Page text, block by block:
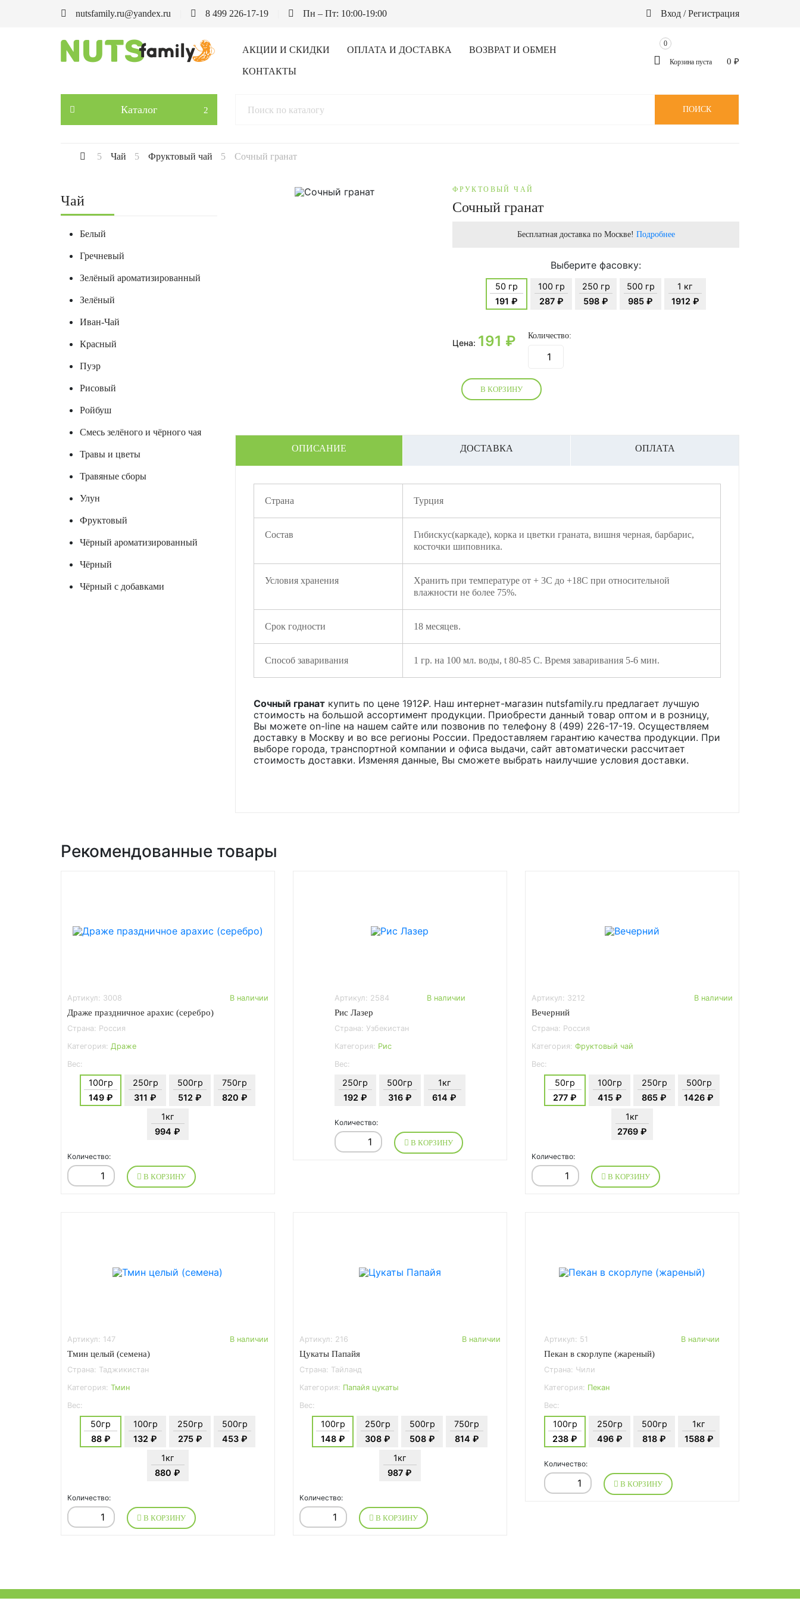
nutsfamily.ru@yandex.ru 8 499 226-17-19 Пн – Пт: 10:00-19:00 Вход / Регистрация
АКЦИИ И СКИДКИ ОПЛАТА И ДОСТАВКА ВОЗВРАТ И ОБМЕН
КОНТАКТЫ
Корзина пуста
0
0 ₽
Каталог ПОИСК
Чай Фруктовый чай Сочный гранат
Чай
Белый
Гречневый
Зелёный ароматизированный
Зелёный
Иван-Чай
Красный
Пуэр
Рисовый
Ройбуш
Смесь зелёного и чёрного чая
Травы и цветы
Травяные сборы
Улун
Фруктовый
Чёрный ароматизированный
Чёрный
Чёрный с добавками
ФРУКТОВЫЙ ЧАЙ
Сочный гранат
Бесплатная доставка по Москве! Подробнее
Выберите фасовку:
50 гр
191 ₽
100 гр
287 ₽
250 гр
598 ₽
500 гр
985 ₽
1 кг
1912 ₽
Цена: 191 ₽ Количество:
В КОРЗИНУ
ОПИСАНИЕ ДОСТАВКА ОПЛАТА
Страна Турция
Состав
Гибискус(каркаде), корка и цветки граната, вишня черная, барбарис,
косточки шиповника.
Условия хранения
Хранить при температуре от + 3С до +18С при относительной
влажности не более 75%.
Срок годности 18 месяцев.
Способ заваривания 1 гр. на 100 мл. воды, t 80-85 C. Время заваривания 5-6 мин.
Сочный гранаткупить по цене 1912₽. Наш интернет-магазин nutsfamily.ru предлагает лучшую
стоимость на большой ассортимент продукции. Приобрести данный товар оптом и в розницу,
Вы можете on-line на нашем сайте или позвонив по телефону 8 (499) 226-17-19. Осуществляем
доставку в Москву и во все регионы России. Предоставляем гарантию качества продукции. При
выборе города, транспортной компании и офиса выдачи, сайт автоматически рассчитает
стоимость доставки. Изменяя данные, Вы сможете выбрать наилучшие условия доставки.
Рекомендованные товары
Артикул: 3008 В наличии
Драже праздничное арахис (серебро)
Страна: Россия
Категория: Драже
Вес:
100гр
149 ₽
250гр
311 ₽
500гр
512 ₽
750гр
820 ₽
1кг
994 ₽
Количество:
В КОРЗИНУ
Артикул: 2584 В наличии
Рис Лазер
Страна: Узбекистан
Категория: Рис
Вес:
250гр
192 ₽
500гр
316 ₽
1кг
614 ₽
Количество:
В КОРЗИНУ
Артикул: 3212 В наличии
Вечерний
Страна: Россия
Категория: Фруктовый чай
Вес:
50гр
277 ₽
100гр
415 ₽
250гр
865 ₽
500гр
1426 ₽
1кг
2769 ₽
Количество:
В КОРЗИНУ
Артикул: 147 В наличии
Тмин целый (семена)
Страна: Таджикистан
Категория: Тмин
Вес:
50гр
88 ₽
100гр
132 ₽
250гр
275 ₽
500гр
453 ₽
1кг
880 ₽
Количество:
В КОРЗИНУ
Артикул: 216 В наличии
Цукаты Папайя
Страна: Тайланд
Категория: Папайя цукаты
Вес:
100гр
148 ₽
250гр
308 ₽
500гр
508 ₽
750гр
814 ₽
1кг
987 ₽
Количество:
В КОРЗИНУ
Артикул: 51 В наличии
Пекан в скорлупе (жареный)
Страна: Чили
Категория: Пекан
Вес:
100гр
238 ₽
250гр
496 ₽
500гр
818 ₽
1кг
1588 ₽
Количество:
В КОРЗИНУ